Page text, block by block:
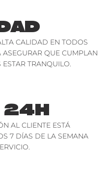
CALIDAD EN TODOS
QUE CUMPLAN
TRANQUILO.
24H
AL CLIENTE ESTÁ
7 DÍAS DE LA SEMANA